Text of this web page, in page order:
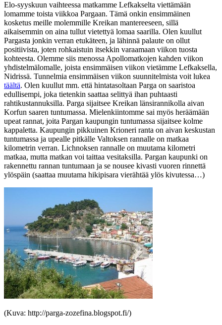
Elo-syyskuun vaihteessa matkamme Lefkakselta viettämään
lomamme toista viikkoa Pargaan. Tämä onkin ensimmäinen
kosketus meille molemmille Kreikan mantereeseen, sillä
aikaisemmin on aina tullut vietettyä lomaa saarilla. Olen kuullut
Pargasta jonkin verran etukäteen, ja lähinnä palaute on ollut
positiivista, joten rohkaistuin itsekkin varaamaan viikon tuosta
kohteesta. Olemme siis menossa Apollomatkojen kahden viikon
yhdistelmälomalle, joista ensimmäisen viikon vietämme Lefkaksella,
Nidrissä. Tunnelmia ensimmäisen viikon suunnitelmista voit lukea
täältä. Olen kuullut mm. että hintatasoltaan Parga on saaristoa
edullisempi, joka tietenkin saattaa selittyä ihan puhtaasti
rahtikustannuksilla. Parga sijaitsee Kreikan länsirannikolla aivan
Korfun saaren tuntumassa. Mielenkiintomme sai myös heräämään
upeat rannat, joita Pargan kaupungin tuntumassa sijaitsee kolme
kappaletta. Kaupungin pikkuinen Krioneri ranta on aivan keskustan
tuntumassa ja upealle pitkälle Valtoksen rannalle on matkaa
kilometrin verran. Lichnoksen rannalle on muutama kilometri
matkaa, mutta matkan voi taittaa vesitaksilla. Pargan kaupunki on
rakennettu rannan tuntumaan ja se nousee kivasti vuoren rinnettä
ylöspäin (saattaa muutama hikipisara vierähtää ylös kivutessa…)
(Kuva: http://parga-zozefina.blogspot.fi/)